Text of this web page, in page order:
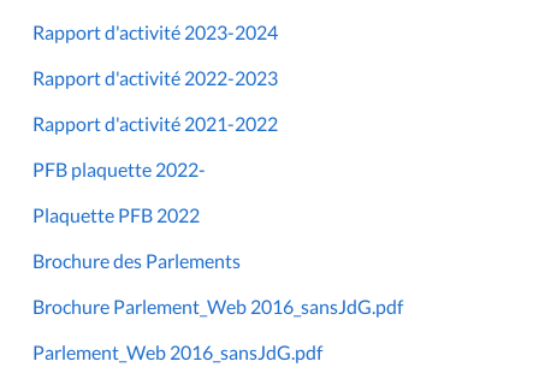
Rapport d'activité 2023-2024
Rapport d'activité 2022-2023
Rapport d'activité 2021-2022
PFB plaquette 2022-
Plaquette PFB 2022
Brochure des Parlements
Brochure Parlement_Web 2016_sansJdG.pdf
Parlement_Web 2016_sansJdG.pdf